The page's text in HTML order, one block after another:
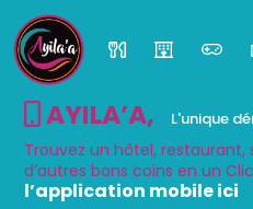
AYILA’A, L'unique
Trouvez un hôtel,
d’autres bons coins en un
l’application mobile ici